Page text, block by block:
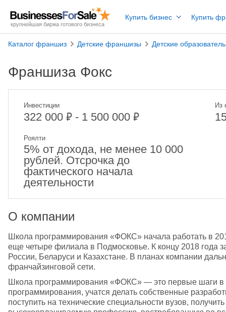
крупнейшая биржа готового бизнеса
Купить бизнес Купить
Каталог франшиз Детские франшизы Детские
Франшиза Фокс
Инвестиции
322 000 ₽ - 1 500 000 ₽
Из
Роялти
5% от дохода, не менее 10 000
рублей. Отсрочка до
фактического начала
деятельности
О компании
Школа программирования «ФОКС» начала работать в
еще четыре филиала в Подмосковье. К концу 2018 года
России, Беларуси и Казахстане. В планах компании
франчайзинговой сети.
Школа программирования «ФОКС» — это первые шаги в
программирования, учатся делать собственные
поступить на технические специальности вузов,